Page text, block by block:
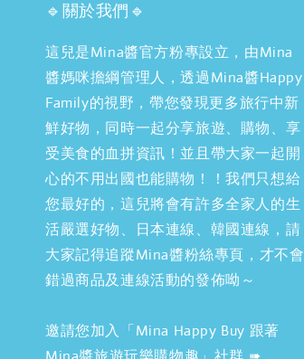
🔹關於我們🔹
這兒是Mina醬官方粉專設立，由Mina
醬媽咪擔綱管理人，透過Mina醬Happy
Family的視野，帶您發現更多旅行中新
鮮好物，同時一起分享旅遊、購物、享
受美食的血拼資訊！並且帶大家一起開
心的不用出國也能購物！！我們只想給
您最好的，這兒將會有許多全家人的生
活嚴選好物、日本連線、韓國連線，請
大家記得追蹤Mina醬粉絲專頁，才不會
錯過商品及連線活動的發佈呦～
邀請您加入「Mina Happy Buy 跟著